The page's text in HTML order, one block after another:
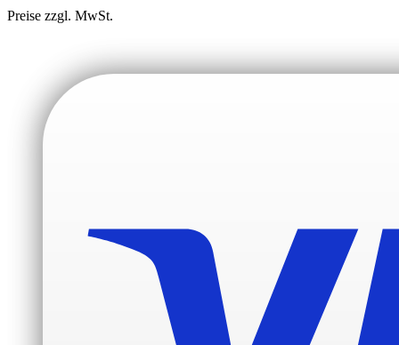
Preise zzgl. MwSt.